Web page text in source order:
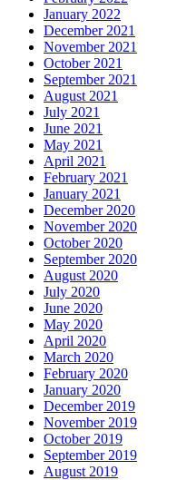
January 2022
December 2021
November 2021
October 2021
September 2021
August 2021
July 2021
June 2021
May 2021
April 2021
February 2021
January 2021
December 2020
November 2020
October 2020
September 2020
August 2020
July 2020
June 2020
May 2020
April 2020
March 2020
February 2020
January 2020
December 2019
November 2019
October 2019
September 2019
August 2019